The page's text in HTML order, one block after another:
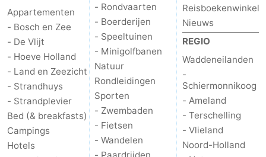
Appartementen
- Bosch en Zee
- De Vlijt
- Hoeve Holland
- Land en Zeezicht
- Strandhuys
- Strandplevier
Bed (& breakfasts)
Campings
Hotels
- Rondvaarten
- Boerderijen
- Speeltuinen
- Minigolfbanen
Natuur
Rondleidingen
Sporten
- Zwembaden
- Fietsen
- Wandelen
Reisboekenwinkel
Nieuws
REGIO
Waddeneilanden
-
Schiermonnikoog
- Ameland
- Terschelling
- Vlieland
Noord-Holland